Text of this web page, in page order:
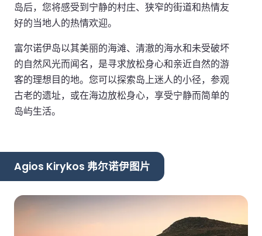
岛后，您将感受到宁静的村庄、狭窄的街道和热情友
好的当地人的热情欢迎。
富尔诺伊岛以其美丽的海滩、清澈的海水和未受破坏
的自然风光而闻名，是寻求放松身心和亲近自然的游
客的理想目的地。您可以探索岛上迷人的小径，参观
古老的遗址，或在海边放松身心，享受宁静而简单的
岛屿生活。
Agios Kirykos 弗尔诺伊图片